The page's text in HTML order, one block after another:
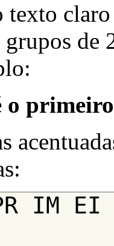
texto
de
o
IM EI